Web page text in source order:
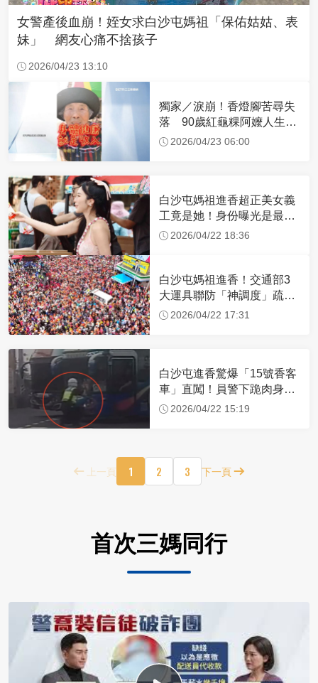
女警產後血崩！姪女求白沙屯媽祖「保佑姑姑、表
妹」 網友心痛不捨孩子
2026/04/23 13:10
獨家／淚崩！香燈腳苦尋失
落 90歲紅龜粿阿嬤人生謝
幕2026/04/23 06:00
白沙屯媽祖進香超正美女義
工竟是她！身份曝光是最美
禮生 一輩子不結婚
2026/04/22 18:36
白沙屯媽祖進香！交通部3
大運具聯防「神調度」疏運
32.1萬創新高
2026/04/22 17:31
白沙屯進香驚爆「15號香客
車」直闖！員警下跪肉身擋
車：讓行人先過
2026/04/22 15:19
上一頁 1 2 3 下一頁
首次三媽同行